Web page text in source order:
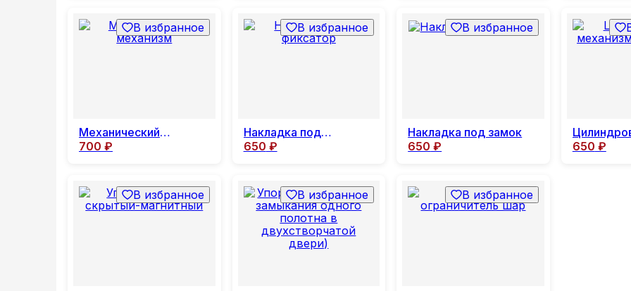
В избранное
Механический
механизм
700 ₽
В избранное
Накладка под
фиксатор
650 ₽
В избранное
Накладка под замок
650 ₽
механизм
650 ₽
В избранное В избранное В избранное